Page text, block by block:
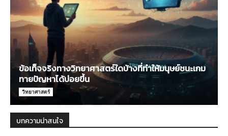
ข้อเท็จจริงทางวิทยาศาสตร์ใดบ้างที่ทำให้มนุษย์ชนะเกม
ทายปัญหาได้บ่อยขึ้น
วิทยาศาสตร์
บทความน่าสนใจ